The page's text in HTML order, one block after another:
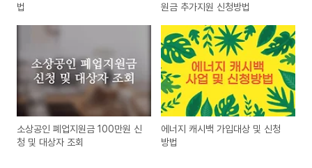
법
원금 추가지원 신청방법
소상공인 폐업지원금 100만원 신
청 및 대상자 조회
에너지 캐시백 가입대상 및 신청
방법